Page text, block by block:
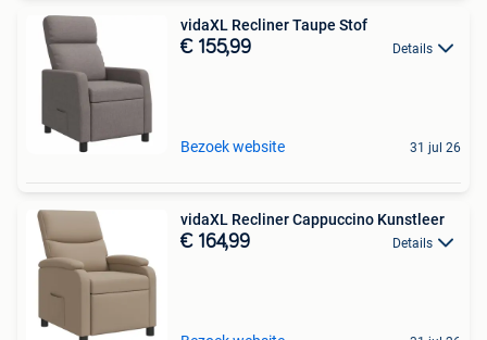
vidaXL Recliner Taupe Stof
€ 155,99 Details
Bezoek website 31 jul 26
vidaXL Recliner Cappuccino Kunstleer
€ 164,99 Details